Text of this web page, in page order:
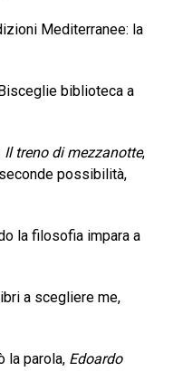
Mediterranee: la
biblioteca a
Il treno di mezzanotte,
possibilità,
la filosofia impara a
a scegliere me,
la parola, Edoardo